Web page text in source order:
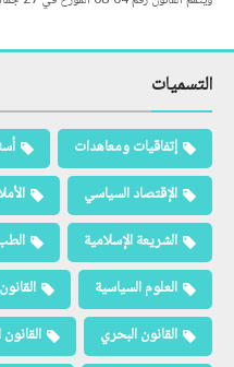
التسميات
إتفاقيات ومعاهدات
الإقتصاد السياسي
الشريعة الإسلامية
العلوم السياسية
القانون البحري